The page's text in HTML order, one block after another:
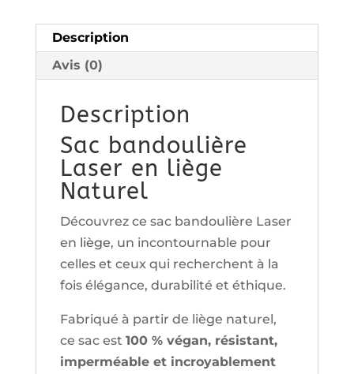
Naturel
Description
Avis (0)
Description
Sac bandoulière
Laser en liège
Naturel
Découvrez ce sac bandoulière Laser
en liège, un incontournable pour
celles et ceux qui recherchent à la
fois élégance, durabilité et éthique.
Fabriqué à partir de liège naturel,
ce sac est 100 % végan, résistant,
imperméable et incroyablement